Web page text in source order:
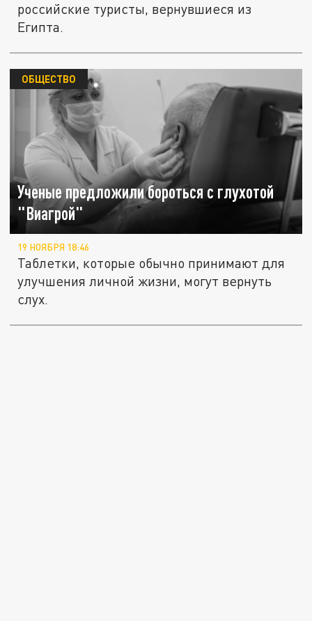
российские туристы, вернувшиеся из
Египта.
Ученые предложили бороться с глухотой
"Виагрой"
ОБЩЕСТВО
19 НОЯБРЯ 18:46
Таблетки, которые обычно принимают для
улучшения личной жизни, могут вернуть
слух.